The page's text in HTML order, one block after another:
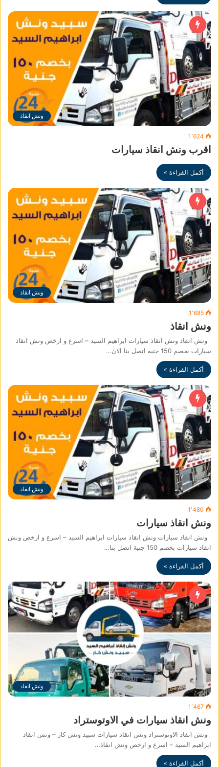
ونش انقاذ
1٬624
اقرب ونش انقاذ سيارات
أكمل القراءة »
ونش انقاذ
1٬685
ونش انقاذ
ونش انقاذ ونش انقاذ سيارات ابراهيم السيد – اسرع و ارخص ونش انقاذ
سيارات بخصم 150 جنية اتصل بنا الان…
أكمل القراءة »
ونش انقاذ
1٬480
ونش انقاذ سيارات
ونش انقاذ سيارات ونش انقاذ سيارات ابراهيم السيد – اسرع و ارخص ونش
انقاذ سيارات بخصم 150 جنية اتصل بنا…
أكمل القراءة »
ونش انقاذ
1٬467
ونش انقاذ سيارات في الاوتوستراد
ونش انقاذ الاوتوستراد ونش انقاذ سيارات سبيد ونش كار – ونش انقاذ
ابراهيم السيد – اسرع و ارخص ونش انقاذ…
أكمل القراءة »